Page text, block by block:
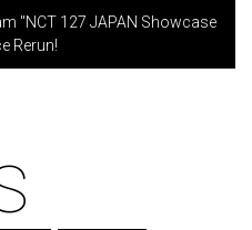
"NCT 127 JAPAN Showcase
Rerun!